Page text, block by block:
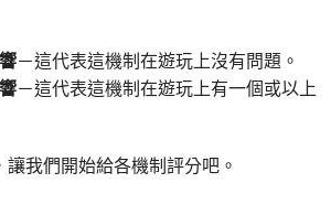
－這代表這機制在遊玩上沒有問題。
－這代表這機制在遊玩上有一個或以上
我們開始給各機制評分吧。